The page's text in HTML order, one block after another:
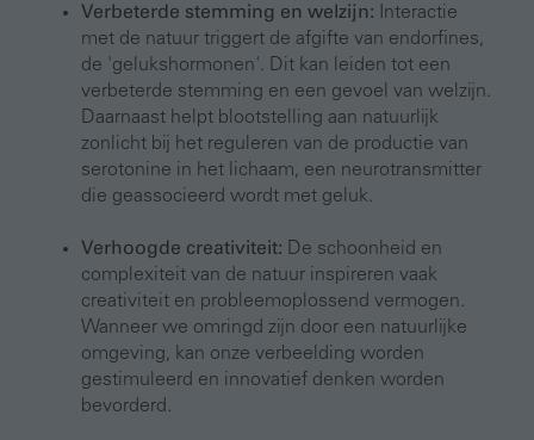
Verbeterde stemming en welzijn: Interactie
met de natuur triggert de afgifte van endorfines,
de 'gelukshormonen'. Dit kan leiden tot een
verbeterde stemming en een gevoel van welzijn.
Daarnaast helpt blootstelling aan natuurlijk
zonlicht bij het reguleren van de productie van
serotonine in het lichaam, een neurotransmitter
die geassocieerd wordt met geluk.
Verhoogde creativiteit: De schoonheid en
complexiteit van de natuur inspireren vaak
creativiteit en probleemoplossend vermogen.
Wanneer we omringd zijn door een natuurlijke
omgeving, kan onze verbeelding worden
gestimuleerd en innovatief denken worden
bevorderd.